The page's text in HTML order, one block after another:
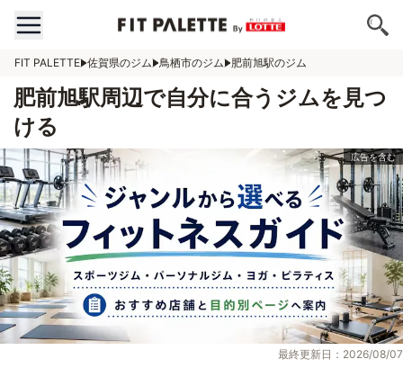
FIT PALETTE 佐賀県のジム 鳥栖市のジム 肥前旭駅のジム
肥前旭駅周辺で自分に合うジムを見つ
ける
最終更新日：2026/08/07